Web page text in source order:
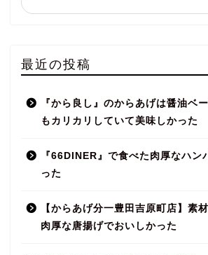
最近の投稿
『から良し』のからあげは醤油ベ
もカリカリしていて美味しかった
『66DINER』で食べた肉厚なハン
った
【からあげ分一豊田吉原町店】素
肉厚な唐揚げでおいしかった